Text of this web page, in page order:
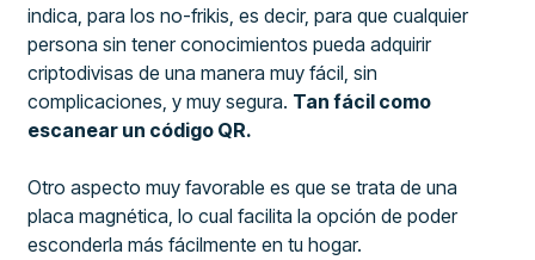
indica, para los no-frikis, es decir, para que cualquier
persona sin tener conocimientos pueda adquirir
criptodivisas de una manera muy fácil, sin
complicaciones, y muy segura. Tan fácil como
escanear un código QR.
Otro aspecto muy favorable es que se trata de una
placa magnética, lo cual facilita la opción de poder
esconderla más fácilmente en tu hogar.